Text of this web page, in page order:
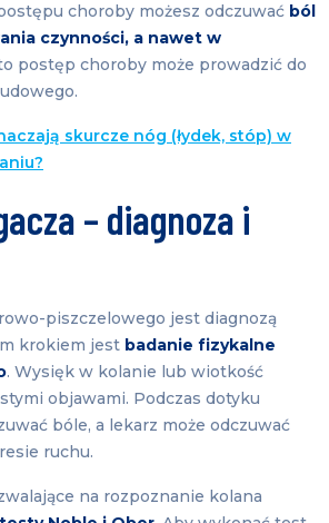
choroby możesz odczuwać ból
czynności, a nawet w
postęp choroby może prowadzić do
skurcze nóg (łydek, stóp) w
– diagnoza i
piszczelowego jest diagnozą
krokiem jest badanie fizykalne
. Wysięk w kolanie lub wiotkość
objawami. Podczas dotyku
bóle, a lekarz może odczuwać
ruchu.
na rozpoznanie kolana